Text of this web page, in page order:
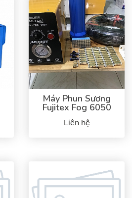
Máy Phun Sương
Fujitex Fog 6050
Liên hệ